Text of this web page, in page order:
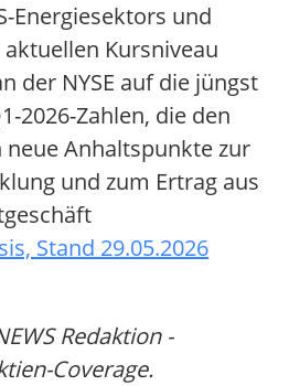
Energiesektors und
Kursniveau
der NYSE auf die jüngst
2026-Zahlen, die den
Anhaltspunkte zur
und zum Ertrag aus
Stand 29.05.2026
Redaktion -
Coverage.